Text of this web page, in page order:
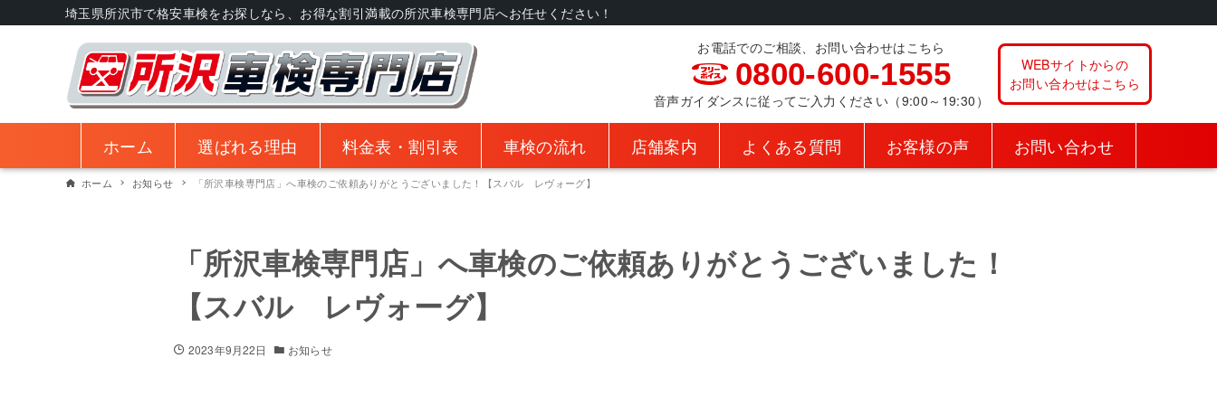
埼玉県所沢市で格安車検をお探しなら、お得な割引満載の所沢車検専門店へお任せください！
お電話でのご相談、お問い合わせはこちら
0800-600-1555
音声ガイダンスに従ってご入力ください（9:00～19:30）
WEBサイトからの
お問い合わせはこちら
ホーム 選ばれる理由 料金表・割引表 車検の流れ 店舗案内 よくある質問 お客様の声 お問い合わせ
ホーム お知らせ 「所沢車検専門店」へ車検のご依頼ありがとうございました！【スバル レヴォーグ】
「所沢車検専門店」へ車検のご依頼ありがとうございました！
【スバル レヴォーグ】
2023年9月22日 お知らせ